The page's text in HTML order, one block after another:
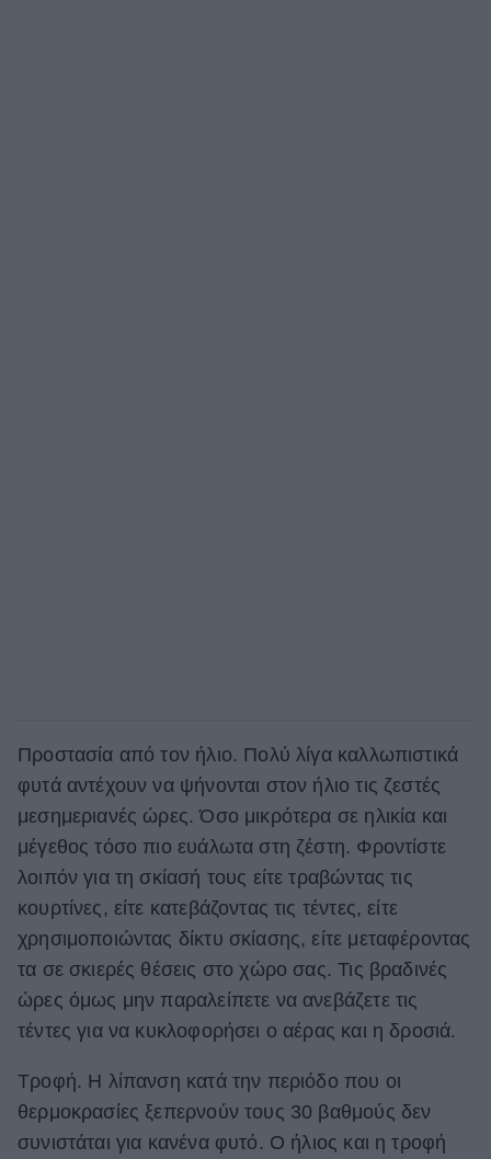
Προστασία από τον ήλιο. Πολύ λίγα καλλωπιστικά
φυτά αντέχουν να ψήνονται στον ήλιο τις ζεστές
μεσημεριανές ώρες. Όσο μικρότερα σε ηλικία και
μέγεθος τόσο πιο ευάλωτα στη ζέστη. Φροντίστε
λοιπόν για τη σκίασή τους είτε τραβώντας τις
κουρτίνες, είτε κατεβάζοντας τις τέντες, είτε
χρησιμοποιώντας δίκτυ σκίασης, είτε μεταφέροντας
τα σε σκιερές θέσεις στο χώρο σας. Τις βραδινές
ώρες όμως μην παραλείπετε να ανεβάζετε τις
τέντες για να κυκλοφορήσει ο αέρας και η δροσιά.
Τροφή. Η λίπανση κατά την περιόδο που οι
θερμοκρασίες ξεπερνούν τους 30 βαθμούς δεν
συνιστάται για κανένα φυτό. Ο ήλιος και η τροφή